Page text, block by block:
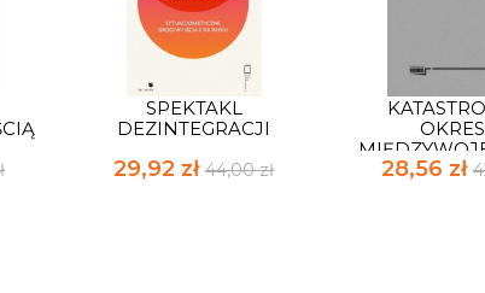
SPEKTAKL
DEZINTEGRACJI
29,92 zł44,00 zł 28,56 zł